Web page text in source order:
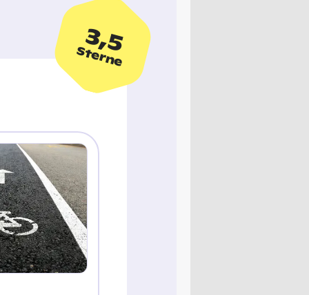
3,5
Sterne